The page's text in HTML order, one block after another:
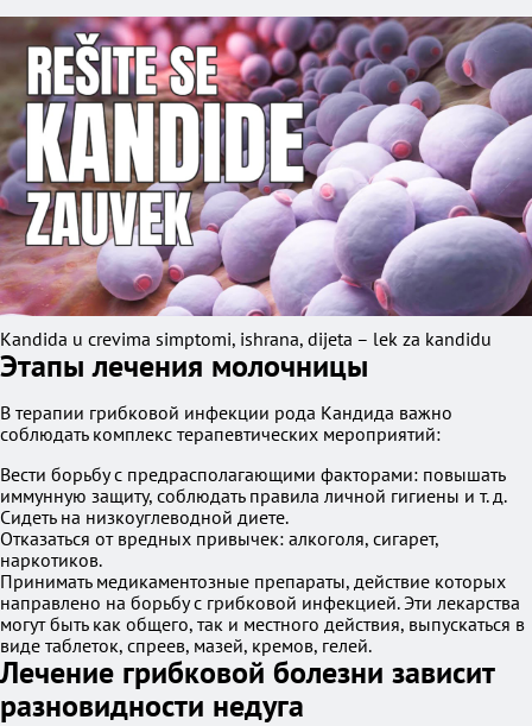
Kandida u crevima simptomi, ishrana, dijeta – lek za kandidu
Этапы лечения молочницы
В терапии грибковой инфекции рода Кандида важно
соблюдать комплекс терапевтических мероприятий:
Вести борьбу с предрасполагающими факторами: повышать
иммунную защиту, соблюдать правила личной гигиены и т. д.
Сидеть на низкоуглеводной диете.
Отказаться от вредных привычек: алкоголя, сигарет,
наркотиков.
Принимать медикаментозные препараты, действие которых
направлено на борьбу с грибковой инфекцией. Эти лекарства
могут быть как общего, так и местного действия, выпускаться в
виде таблеток, спреев, мазей, кремов, гелей.
Лечение грибковой болезни зависит
разновидности недуга